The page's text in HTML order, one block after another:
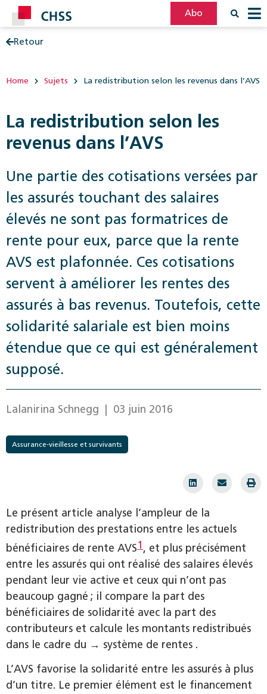
Abo
Retour
Home Sujets La redistribution selon les revenus dans l’AVS
La redistribution selon les
revenus dans l’AVS
Une partie des cotisations versées par
les assurés touchant des salaires
élevés ne sont pas formatrices de
rente pour eux, parce que la rente
AVS est plafonnée. Ces cotisations
servent à ­améliorer les rentes des
assurés à bas revenus. Toutefois, cette
solidarité salariale est bien moins
étendue que ce qui est généralement
supposé.
Lalanirina Schnegg | 03 juin 2016
Assurance-vieillesse et survivants
Le présent article analyse l’ampleur de la
redistribution des prestations entre les actuels
bénéficiaires de rente AVS1, et plus précisément
entre les assurés qui ont réalisé des salaires élevés
pendant leur vie active et ceux qui n’ont pas
beaucoup gagné ; il compare la part des
bénéficiaires de solidarité avec la part des
contributeurs et calcule les montants redistribués
dans le cadre du → système de rentes .
L’AVS favorise la solidarité entre les assurés à plus
d’un titre. Le premier élément est le financement